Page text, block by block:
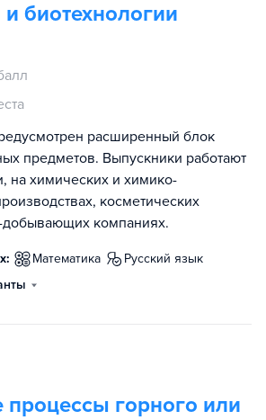
биотехнологии
расширенный блок
предметов. Выпускники работают
на химических и химико-
косметических
добывающих компаниях.
математика
русский язык
горного или